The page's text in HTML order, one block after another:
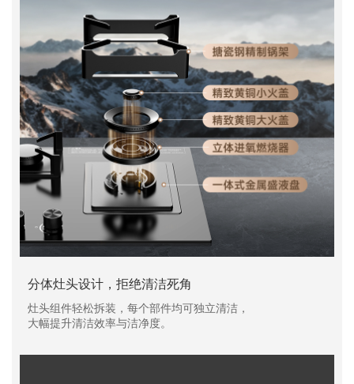
分体灶头设计，拒绝清洁死角
灶头组件轻松拆装，每个部件均可独立清洁，
大幅提升清洁效率与洁净度。